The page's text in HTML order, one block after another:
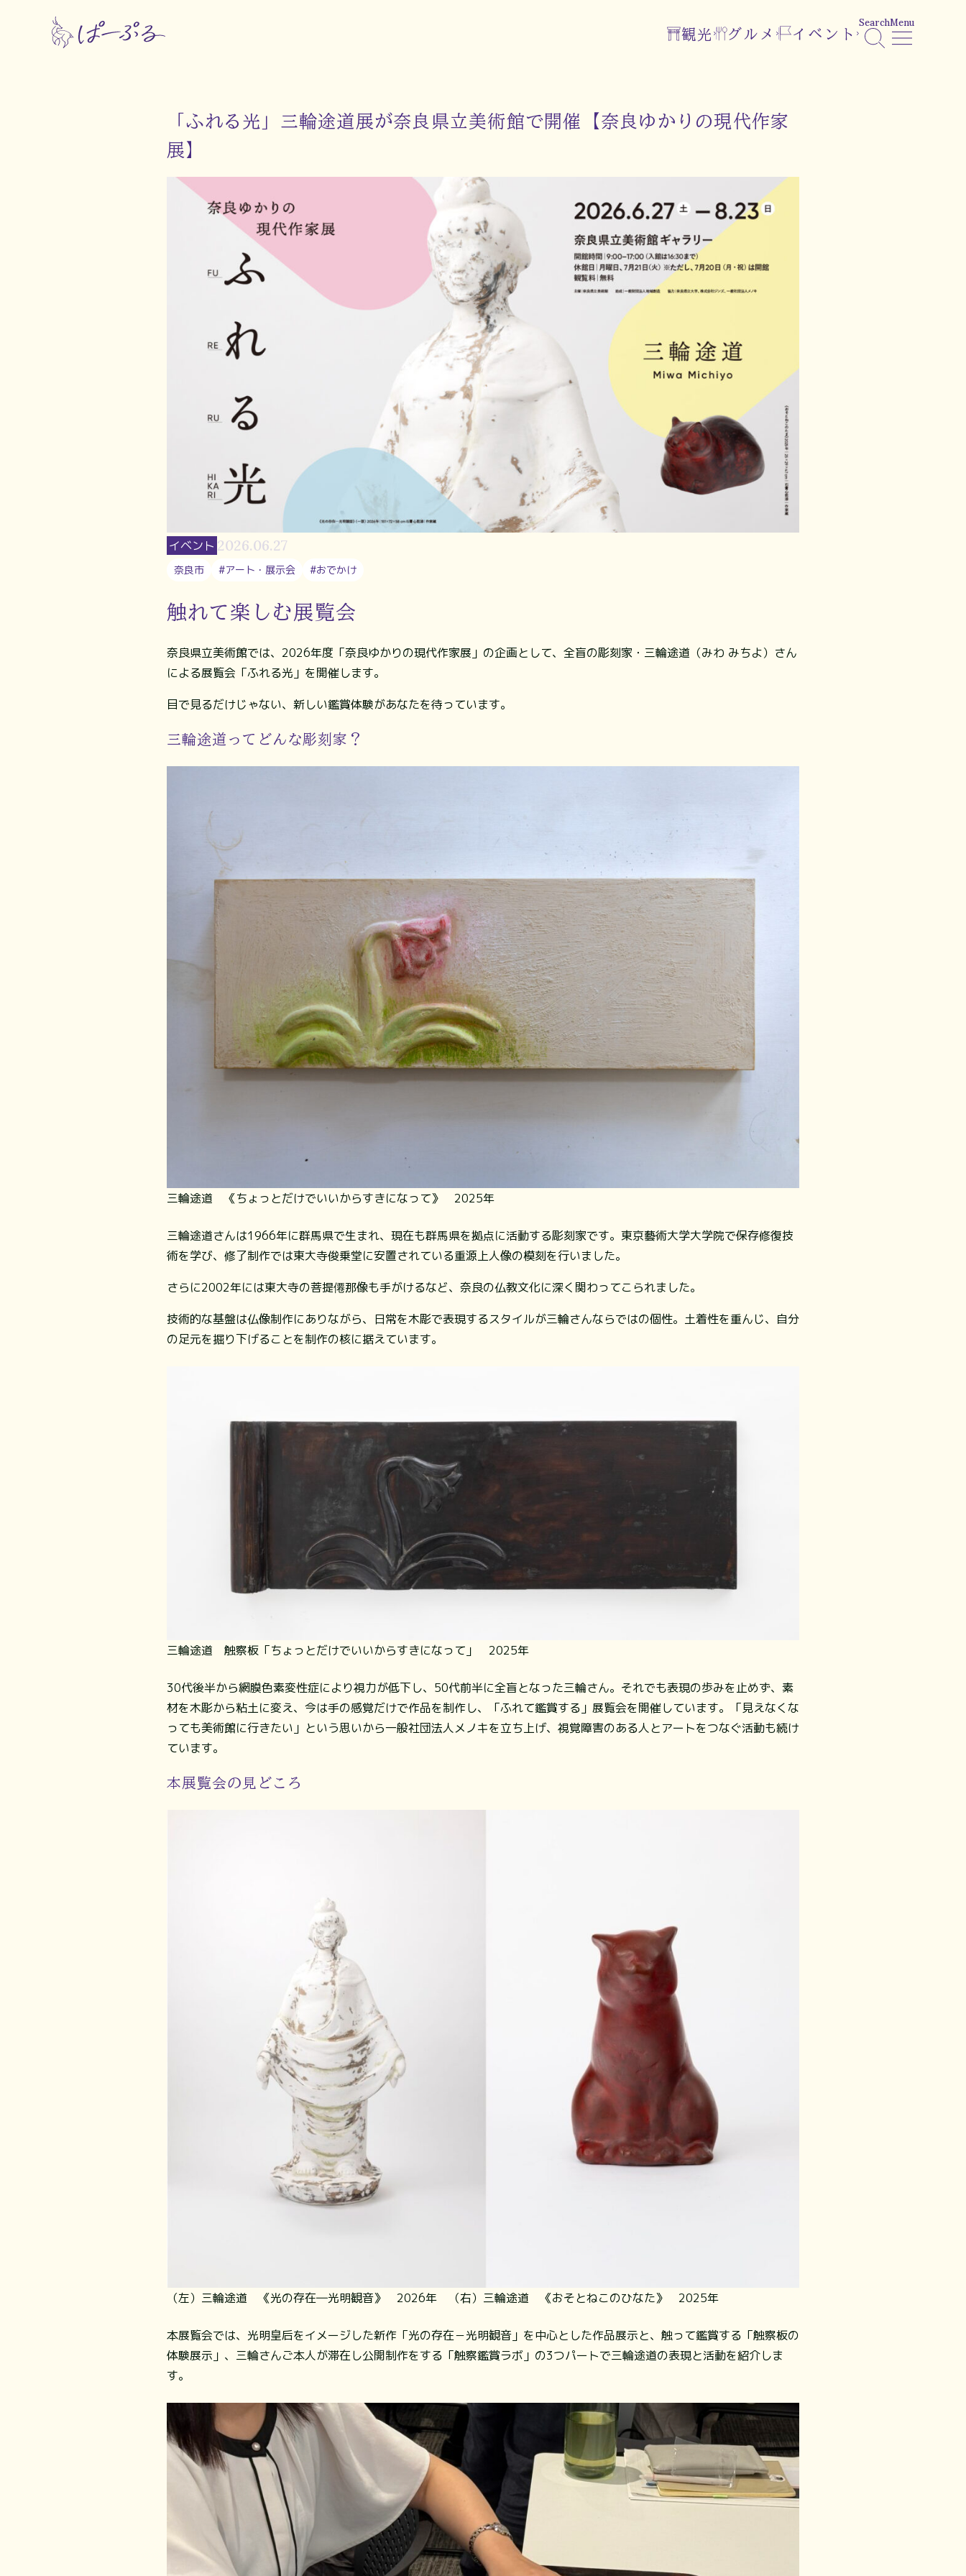
観光 グルメ イベント
SearchMenu
「ふれる光」三輪途道展が奈良県立美術館で開催【奈良ゆかりの現代作家
展】
イベント 2026.06.27
奈良市 #アート・展示会 #おでかけ
触れて楽しむ展覧会
奈良県立美術館では、2026年度「奈良ゆかりの現代作家展」の企画として、全盲の彫刻家・三輪途道（みわ みちよ）さん
による展覧会「ふれる光」を開催します。
目で見るだけじゃない、新しい鑑賞体験があなたを待っています。
三輪途道ってどんな彫刻家？
三輪途道 《ちょっとだけでいいからすきになって》 2025年
三輪途道さんは1966年に群馬県で生まれ、現在も群馬県を拠点に活動する彫刻家です。東京藝術大学大学院で保存修復技
術を学び、修了制作では東大寺俊乗堂に安置されている重源上人像の模刻を行いました。
さらに2002年には東大寺の菩提僊那像も手がけるなど、奈良の仏教文化に深く関わってこられました。
技術的な基盤は仏像制作にありながら、日常を木彫で表現するスタイルが三輪さんならではの個性。土着性を重んじ、自分
の足元を掘り下げることを制作の核に据えています。
三輪途道 触察板「ちょっとだけでいいからすきになって」 2025年
30代後半から網膜色素変性症により視力が低下し、50代前半に全盲となった三輪さん。それでも表現の歩みを止めず、素
材を木彫から粘土に変え、今は手の感覚だけで作品を制作し、「ふれて鑑賞する」展覧会を開催しています。「見えなくな
っても美術館に行きたい」という思いから一般社団法人メノキを立ち上げ、視覚障害のある人とアートをつなぐ活動も続け
ています。
本展覧会の見どころ
（左）三輪途道 《光の存在―光明観音》 2026年 （右）三輪途道 《おそとねこのひなた》 2025年
本展覧会では、光明皇后をイメージした新作「光の存在－光明観音」を中心とした作品展示と、触って鑑賞する「触察板の
体験展示」、三輪さんご本人が滞在し公開制作をする「触察鑑賞ラボ」の3つパートで三輪途道の表現と活動を紹介しま
す。